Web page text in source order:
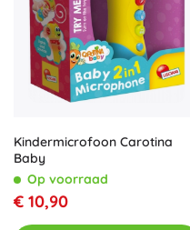
Kindermicrofoon Carotina
Baby
Op voorraad
€ 10,90